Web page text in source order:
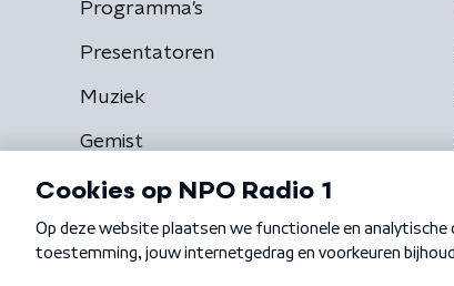
Programma's
Presentatoren
Muziek
Gemist
Algemene voorwaarden Privacybeleid